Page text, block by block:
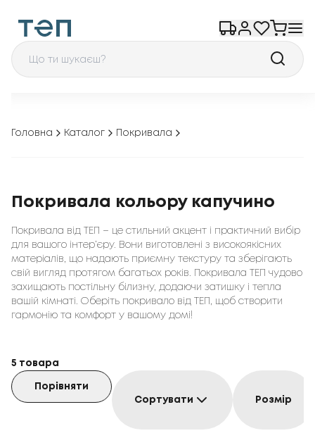
Головна Каталог Покривала
Покривала кольору капучино
Покривала від ТЕП – це стильний акцент і практичний вибір
для вашого інтер’єру. Вони виготовлені з високоякісних
матеріалів, що надають приємну текстуру та зберігають
свій вигляд протягом багатьох років. Покривала ТЕП чудово
захищають постільну білизну, додаючи затишку і тепла
вашій кімнаті. Оберіть покривало від ТЕП, щоб створити
гармонію та комфорт у вашому домі!
Порівняти
Сортувати
Розмір
5 товара